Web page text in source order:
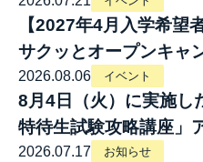
【2027年4月入学希望
サクッとオープンキャ
2026.08.06 イベント
8月4日（火）に実施し
特待生試験攻略講座」
2026.07.17 お知らせ